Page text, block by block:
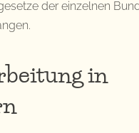
der einzelnen
in